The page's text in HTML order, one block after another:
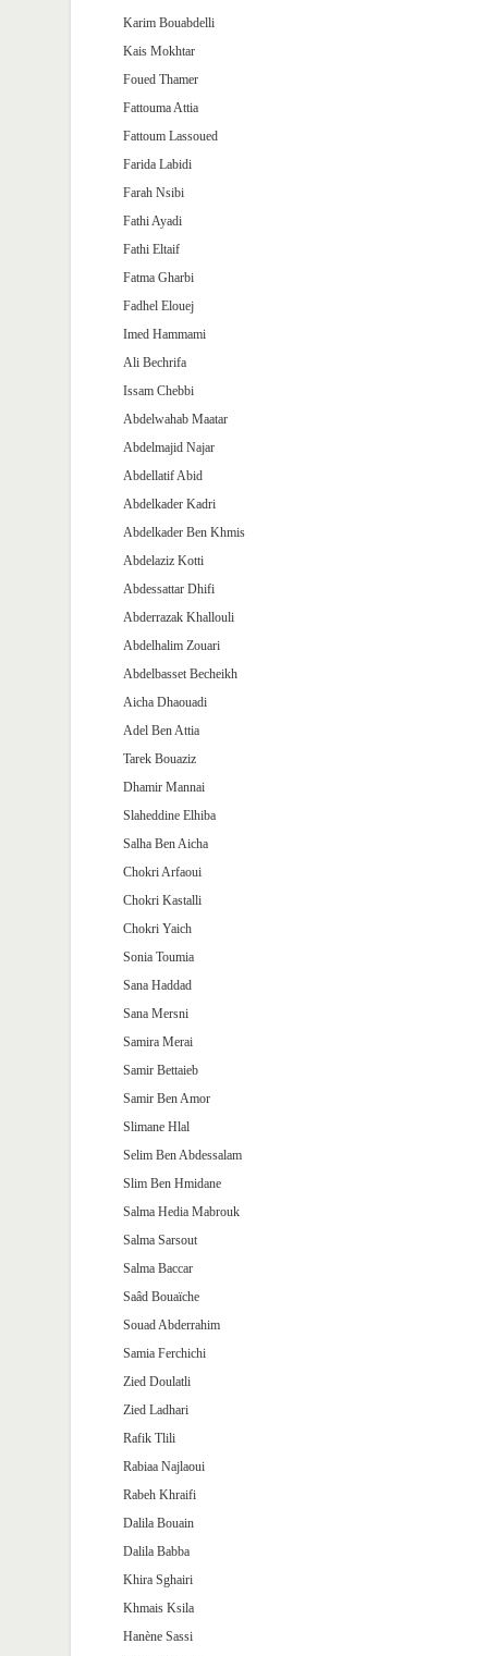
Karim Bouabdelli
Kais Mokhtar
Foued Thamer
Fattouma Attia
Fattoum Lassoued
Farida Labidi
Farah Nsibi
Fathi Ayadi
Fathi Eltaif
Fatma Gharbi
Fadhel Elouej
Imed Hammami
Ali Bechrifa
Issam Chebbi
Abdelwahab Maatar
Abdelmajid Najar
Abdellatif Abid
Abdelkader Kadri
Abdelkader Ben Khmis
Abdelaziz Kotti
Abdessattar Dhifi
Abderrazak Khallouli
Abdelhalim Zouari
Abdelbasset Becheikh
Aicha Dhaouadi
Adel Ben Attia
Tarek Bouaziz
Dhamir Mannai
Slaheddine Elhiba
Salha Ben Aicha
Chokri Arfaoui
Chokri Kastalli
Chokri Yaich
Sonia Toumia
Sana Haddad
Sana Mersni
Samira Merai
Samir Bettaieb
Samir Ben Amor
Slimane Hlal
Selim Ben Abdessalam
Slim Ben Hmidane
Salma Hedia Mabrouk
Salma Sarsout
Salma Baccar
Saâd Bouaïche
Souad Abderrahim
Samia Ferchichi
Zied Doulatli
Zied Ladhari
Rafik Tlili
Rabiaa Najlaoui
Rabeh Khraifi
Dalila Bouain
Dalila Babba
Khira Sghairi
Khmais Ksila
Hanène Sassi